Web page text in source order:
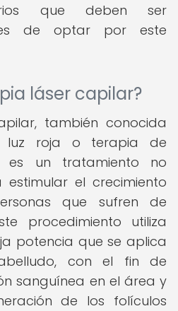
que deben ser
de optar por este
láser capilar?
también conocida
luz roja o terapia de
es un tratamiento no
estimular el crecimiento
que sufren de
procedimiento utiliza
potencia que se aplica
con el fin de
sanguínea en el área y
de los folículos